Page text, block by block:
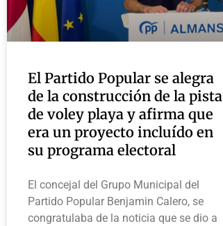
El Partido Popular se alegra
de la construcción de la pista
de voley playa y afirma que
era un proyecto incluído en
su programa electoral
El concejal del Grupo Municipal del
Partido Popular Benjamin Calero, se
congratulaba de la noticia que se dio a